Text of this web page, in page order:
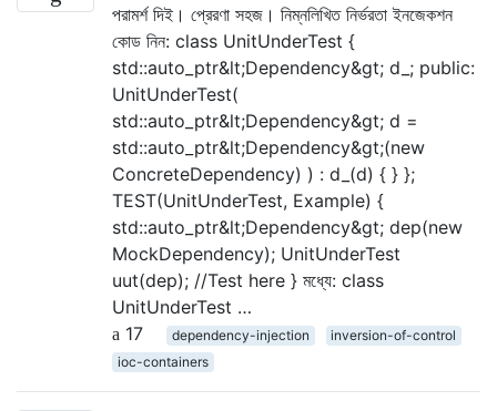
পরামর্শ দিই। প্রেরণা সহজ। নিম্নলিখিত নির্ভরতা ইনজেকশন
কোড নিন: class UnitUnderTest {
std::auto_ptr&lt;Dependency&gt; d_; public:
UnitUnderTest(
std::auto_ptr&lt;Dependency&gt; d =
std::auto_ptr&lt;Dependency&gt;(new
ConcreteDependency) ) : d_(d) { } };
TEST(UnitUnderTest, Example) {
std::auto_ptr&lt;Dependency&gt; dep(new
MockDependency); UnitUnderTest
uut(dep); //Test here } মধ্যে: class
UnitUnderTest …
17
dependency-injection
inversion-of-control
ioc-containers